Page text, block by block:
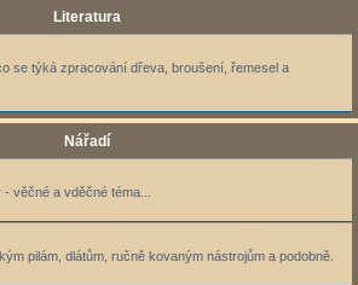
Literatura
se týká zpracování dřeva, broušení, řemesel a
Nářadí
věčné a vděčné téma...
pilám, dlátům, ručně kovaným nástrojům a podobně.